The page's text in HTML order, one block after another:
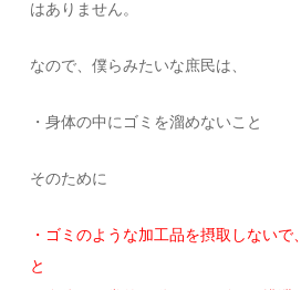
はありません。
なので、僕らみたいな庶民は、
・身体の中にゴミを溜めないこと
そのために
・ゴミのような加工品を摂取しないで
と